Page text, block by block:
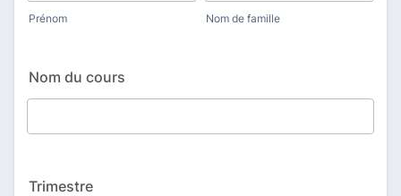
Prénom Nom de famille
Nom du cours
Trimestre